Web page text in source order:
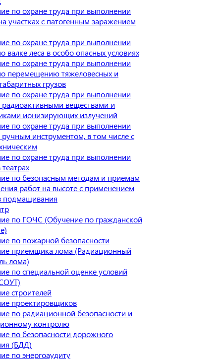
по охране труда при выполнении
участках с патогенным заражением
по охране труда при выполнении
валке леса в особо опасных условиях
по охране труда при выполнении
перемещению тяжеловесных и
грузов
по охране труда при выполнении
радиоактивными веществами и
ионизирующих излучений
по охране труда при выполнении
ручным инструментом, в том числе с
по охране труда при выполнении
по безопасным методам и приемам
работ на высоте с применением
подмащивания
по ГОЧС (Обучение по гражданской
по пожарной безопасности
приемщика лома (Радиационный
лома)
по специальной оценке условий
строителей
проектировщиков
по радиационной безопасности и
контролю
по безопасности дорожного
(БДД)
по энергоаудиту